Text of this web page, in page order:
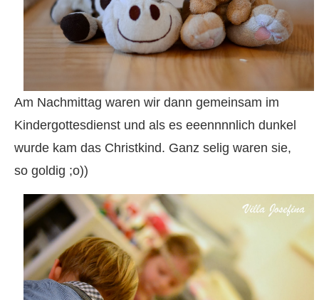
Am Nachmittag waren wir dann gemeinsam im
Kindergottesdienst und als es eeennnnlich dunkel
wurde kam das Christkind. Ganz selig waren sie,
so goldig ;o))